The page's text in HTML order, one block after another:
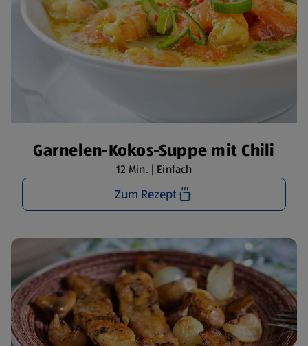
Garnelen-Kokos-Suppe mit Chili
12 Min. | Einfach
Zum Rezept